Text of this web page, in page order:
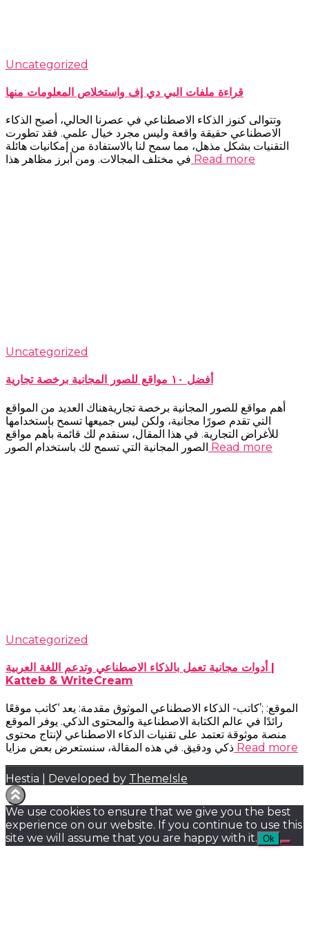
Uncategorized
قراءة ملفات البي دي إف واستخلاص المعلومات منها
وتتوالى كنوز الذكاء الاصطناعي في عصرنا الحالي، أصبح الذكاء
الاصطناعي حقيقة واقعة وليس مجرد خيال علمي. فقد تطورت
التقنيات بشكل مذهل، مما سمح لنا بالاستفادة من إمكانيات هائلة
في مختلف المجالات. ومن أبرز مظاهر هذا Read more
Uncategorized
أفضل ١٠ مواقع للصور المجانية برخصة تجارية
أهم مواقع للصور المجانية برخصة تجاريةهناك العديد من المواقع
التي تقدم صورًا مجانية، ولكن ليس جميعها تسمح باستخدامها
للأغراض التجارية. في هذا المقال، سنقدم لك قائمة بأهم مواقع
الصور المجانية التي تسمح لك باستخدام الصور Read more
Uncategorized
أدوات مجانية تعمل بالذكاء الاصطناعي وتدعم اللغة العربية |
Katteb & WriteCream
الموقع: ;’كاتب- الذكاء الاصطناعي الموثوق مقدمة: يعد ‘كاتب موقعًا
رائدًا في عالم الكتابة الاصطناعية والمحتوى الذكي. يوفر الموقع
منصة موثوقة تعتمد على تقنيات الذكاء الاصطناعي لإنتاج محتوى
ذكي ودقيق. في هذه المقالة، سنستعرض بعض مزايا Read more
Hestia | Developed by ThemeIsle
We use cookies to ensure that we give you the best
experience on our website. If you continue to use this
site we will assume that you are happy with it. Ok